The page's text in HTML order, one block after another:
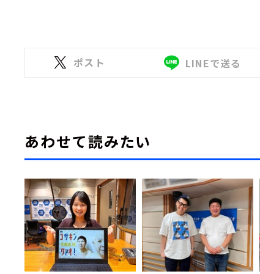
ポスト LINEで送る
あわせて読みたい